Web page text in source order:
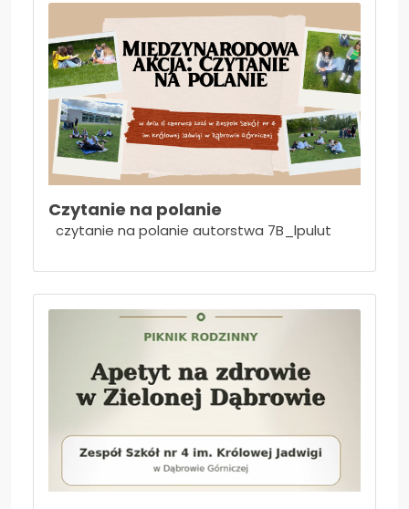
Wszystko o wszawicy
Dla nauczycieli
Kadra nauczycielska
Aktywna tablica
Do pobrania - nauczyciele
27 stycznia- Międzynarodowy Dzień Pamięci
Kontakt
Czytanie na polanie
czytanie na polanie autorstwa 7B_lpulut